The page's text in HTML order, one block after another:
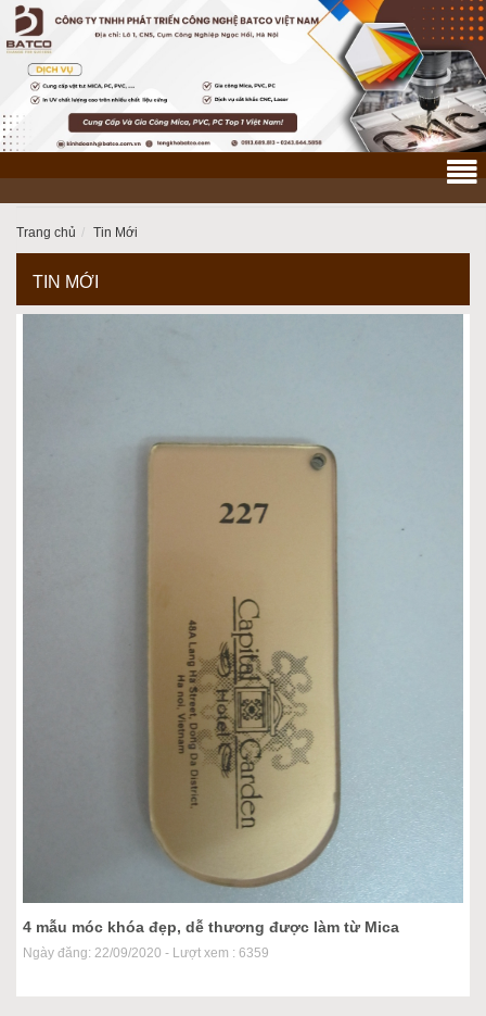
Trang chủ Tin Mới
TIN MỚI
4 mẫu móc khóa đẹp, dễ thương được làm từ Mica
Ngày đăng: 22/09/2020 - Lượt xem : 6359